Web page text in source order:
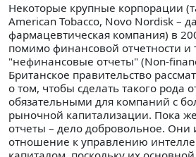
Некоторые крупные корпорации
American Tobacco, Novo Nordisk –
фармацевтическая компания) в
помимо финансовой отчетности
"нефинансовые отчеты" (Non-
Британское правительство
о том, чтобы сделать такого рода
обязательными для компаний с
рыночной капитализации. Пока
отчеты – дело добровольное.
отношение к управлению